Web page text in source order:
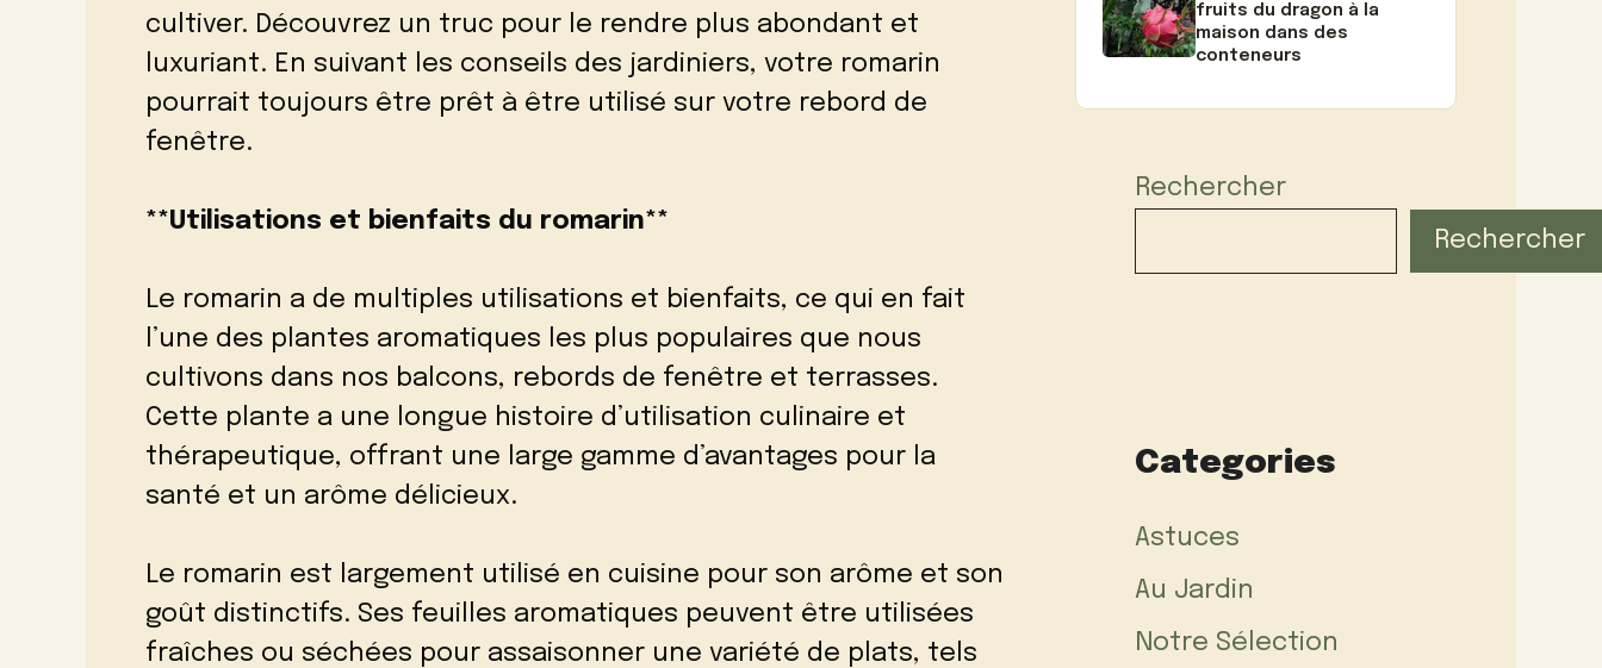
cultiver. Découvrez un truc pour le rendre plus abondant et
luxuriant. En suivant les conseils des jardiniers, votre romarin
pourrait toujours être prêt à être utilisé sur votre rebord de
fenêtre.
**Utilisations et bienfaits du romarin**
Le romarin a de multiples utilisations et bienfaits, ce qui en fait
l’une des plantes aromatiques les plus populaires que nous
cultivons dans nos balcons, rebords de fenêtre et terrasses.
Cette plante a une longue histoire d’utilisation culinaire et
thérapeutique, offrant une large gamme d’avantages pour la
santé et un arôme délicieux.
Le romarin est largement utilisé en cuisine pour son arôme et son
goût distinctifs. Ses feuilles aromatiques peuvent être utilisées
fraîches ou séchées pour assaisonner une variété de plats, tels
fruits du dragon à la
maison dans des
conteneurs
Rechercher
Rechercher
Categories
Astuces
Au Jardin
Notre Sélection